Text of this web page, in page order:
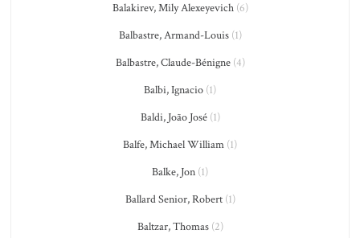
Balakirev, Mily Alexeyevich(6)
Balbastre, Armand-Louis(1)
Balbastre, Claude-Bénigne(4)
Balbi, Ignacio (1)
Baldi, João José(1)
Balfe, Michael William (1)
Balke, Jon (1)
Ballard Senior, Robert(1)
Baltzar, Thomas(2)